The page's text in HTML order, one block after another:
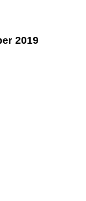
2019